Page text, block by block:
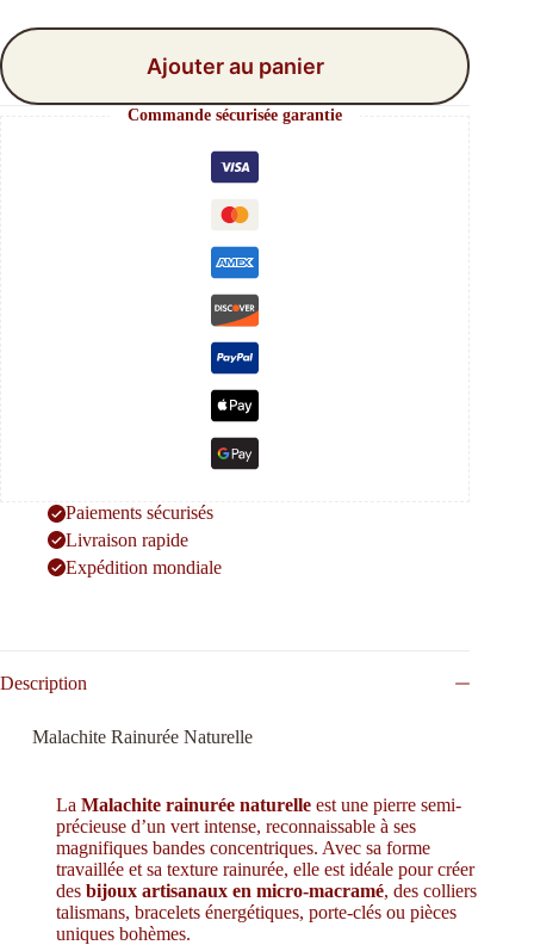
Ajouter au panier
Commande sécurisée garantie
Paiements sécurisés
Livraison rapide
Expédition mondiale
Description
Malachite Rainurée Naturelle
La Malachite rainurée naturelleest une pierre semi-
précieuse d’un vert intense, reconnaissable à ses
magnifiques bandes concentriques. Avec sa forme
travaillée et sa texture rainurée, elle est idéale pour créer
des bijoux artisanaux en micro-macramé, des colliers
talismans, bracelets énergétiques, porte-clés ou pièces
uniques bohèmes.